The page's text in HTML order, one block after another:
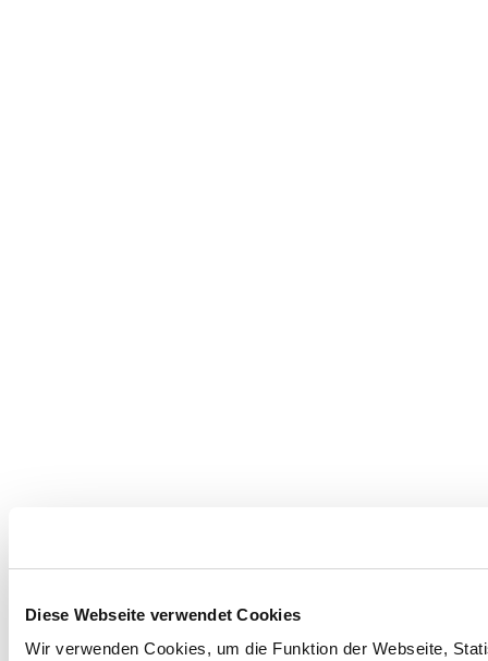
Diese Webseite verwendet Cookies
Wir verwenden Cookies, um die Funktion der Webseite,